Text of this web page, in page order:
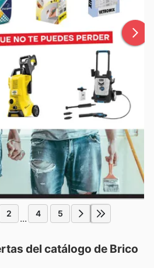
2 ... 4 5
del catálogo de Brico